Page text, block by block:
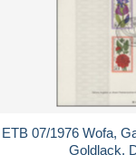
ETB 07/1976 Wofa,
Goldlack,